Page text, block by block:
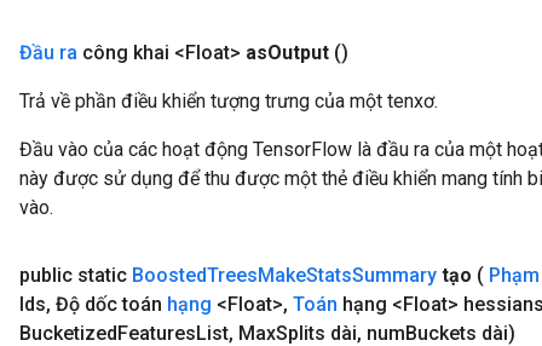
Đầu ra công khai <Float> asOutput ()
Trả về phần điều khiển tượng trưng của một tenxơ.
Đầu vào của các hoạt động TensorFlow là đầu ra của một
này được sử dụng để thu được một thẻ điều khiển mang tính
vào.
public static BoostedTreesMakeStatsSummary tạo (
Ids, Độ dốc toán hạng <Float>, Toán hạng <Float>
BucketizedFeaturesList, MaxSplits dài, numBuckets dài)